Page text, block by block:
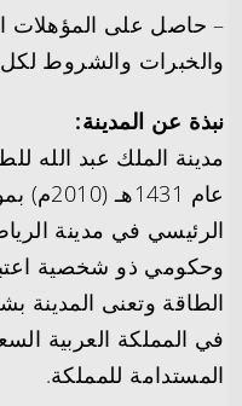
– حاصل على المؤهلات
والخبرات والشروط لكل
نبذة عن المدينة:
مدينة الملك عبد الله
عام
الرئيسي في مدينة
وحكومي ذو شخصية
الطاقة وتعنى المدينة
في المملكة العربية
المستدامة للمملكة.